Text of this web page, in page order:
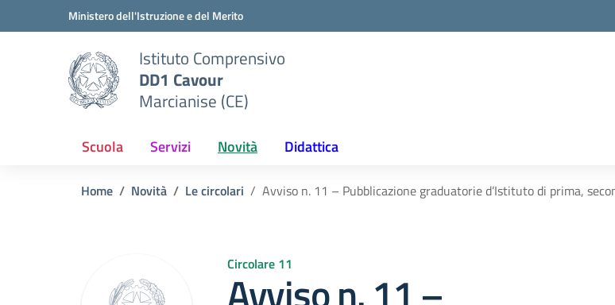
Vai ai contenuti
Vai al menu di navigazioneMinistero dell'Istruzione e del Merito
Istituto Comprensivo
DD1 Cavour
Marcianise (CE)
Scuola Servizi Novità Didattica
Home Novità Le circolari Avviso n. 11 – Pubblicazione graduatorie d’Istituto di prima,
Circolare 11